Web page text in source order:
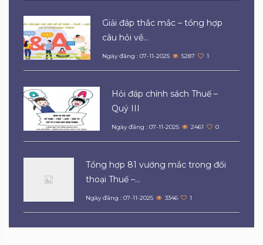
Giải đáp thắc mắc – tổng hợp
câu hỏi về...
Ngày đăng : 07-11-2025 5287 1
Hỏi đáp chính sách Thuế –
Quý III
Ngày đăng : 07-11-2025 2461 0
Tổng hợp 81 vướng mắc trong đối
thoại Thuế –...
Ngày đăng : 07-11-2025 3346 1